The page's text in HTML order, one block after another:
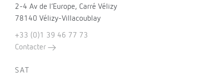
2-4 Av de l’Europe, Carré Vélizy
78140 Vélizy-Villacoublay
+33 (0)1 39 46 77 73
Contacter
SAT